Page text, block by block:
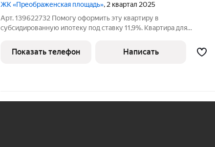
ЖК «Преображенская площадь», 2 квартал 2025
Арт. 139622732 Помогу оформить эту квартиру в
субсидированную ипотеку под ставку 11,9%. Квартира для
небольших семей с одним ребенком. В з-х минутной шаговой
доступности до метро и 3-х
Показать телефон Написать